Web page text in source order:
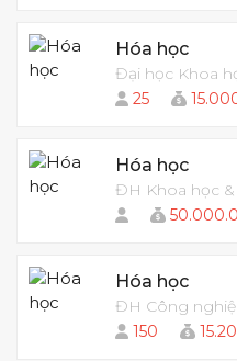
Hóa học
Đại học Khoa
25
Hóa học
ĐH Khoa học
Hóa học
ĐH Công
150